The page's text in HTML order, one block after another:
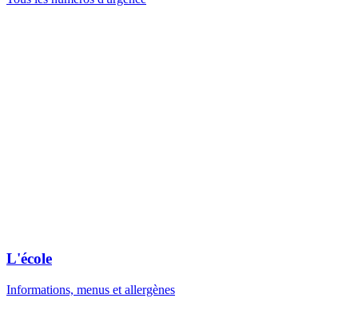
L'école
Informations, menus et allergènes